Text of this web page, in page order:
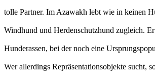
tolle Partner. Im Azawakh lebt wie in keinen
Windhund und Herdenschutzhund zugleich.
Hunderassen, bei der noch eine
Wer allerdings Repräsentationsobjekte sucht,